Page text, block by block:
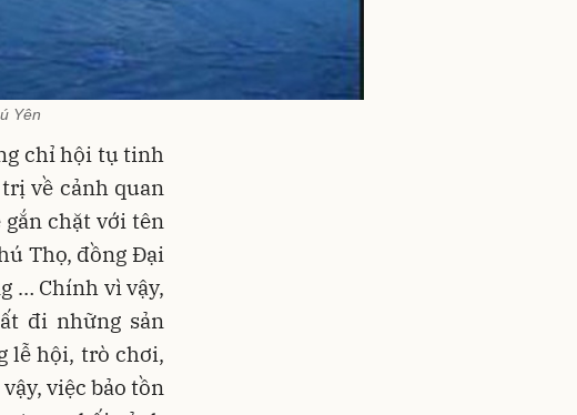
Yên
chỉ hội tụ tinh
về cảnh quan
chặt với tên
Thọ, đồng Đại
… Chính vì vậy,
đi những sản
lễ hội, trò chơi,
việc bảo tồn